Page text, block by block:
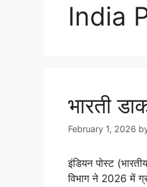
India
भारती
February 1, 2026
इंडियन पोस्ट
विभाग ने 2026 में